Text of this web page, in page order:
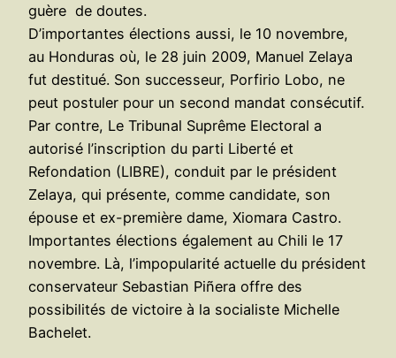
guère de doutes.
D’importantes élections aussi, le 10 novembre,
au Honduras où, le 28 juin 2009, Manuel Zelaya
fut destitué. Son successeur, Porfirio Lobo, ne
peut postuler pour un second mandat consécutif.
Par contre, Le Tribunal Suprême Electoral a
autorisé l’inscription du parti Liberté et
Refondation (LIBRE), conduit par le président
Zelaya, qui présente, comme candidate, son
épouse et ex-première dame, Xiomara Castro.
Importantes élections également au Chili le 17
novembre. Là, l’impopularité actuelle du président
conservateur Sebastian Piñera offre des
possibilités de victoire à la socialiste Michelle
Bachelet.